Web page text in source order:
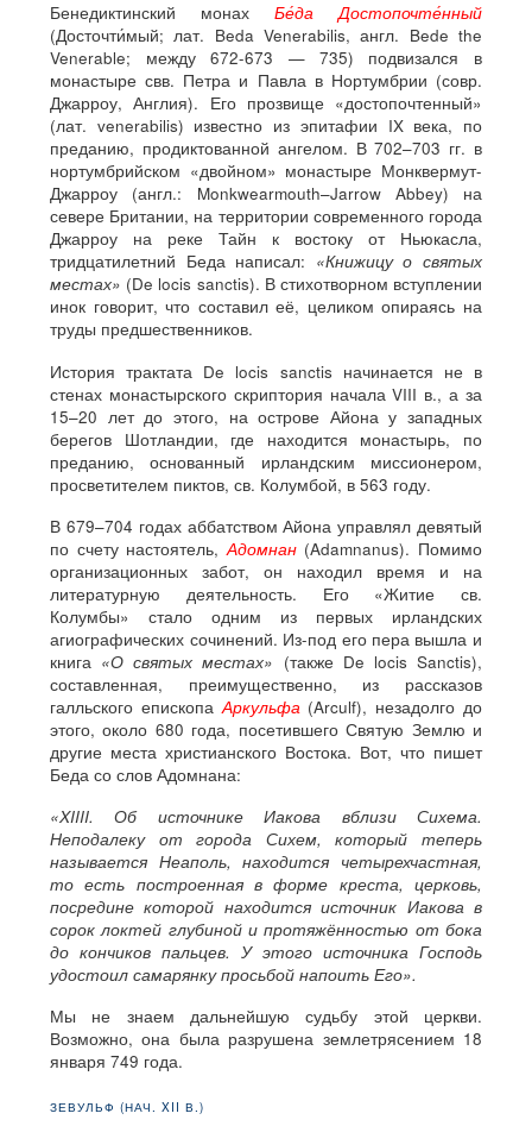
Бенедиктинский монах Бе́да Достопочте́нный
(Досточти́мый; лат. Beda Venerabilis, англ. Bede the
Venerable; между 672-673 — 735) подвизался в
монастыре свв. Петра и Павла в Нортумбрии (совр.
Джарроу, Англия). Его прозвище «достопочтенный»
(лат. venerabilis) известно из эпитафии IX века, по
преданию, продиктованной ангелом. В 702–703 гг. в
нортумбрийском «двойном» монастыре Монквермут-
Джарроу (англ.: Monkwearmouth–Jarrow Abbey) на
севере Британии, на территории современного города
Джарроу на реке Тайн к востоку от Ньюкасла,
тридцатилетний Беда написал: «Книжицу о святых
местах» (De locis sanctis). В стихотворном вступлении
инок говорит, что составил её, целиком опираясь на
труды предшественников.
История трактата De locis sanctis начинается не в
стенах монастырского скриптория начала VIII в., а за
15–20 лет до этого, на острове Айона у западных
берегов Шотландии, где находится монастырь, по
преданию, основанный ирландским миссионером,
просветителем пиктов, св. Колумбой, в 563 году.
В 679–704 годах аббатством Айона управлял девятый
по счету настоятель, Адомнан(Adamnanus). Помимо
организационных забот, он находил время и на
литературную деятельность. Его «Житие св.
Колумбы» стало одним из первых ирландских
агиографических сочинений. Из-под его пера вышла и
книга «О святых местах» (также De locis Sanctis),
составленная, преимущественно, из рассказов
галльского епископа Аркульфа (Arculf), незадолго до
этого, около 680 года, посетившего Святую Землю и
другие места христианского Востока. Вот, что пишет
Беда со слов Адомнана:
«XIIII. Об источнике Иакова вблизи Сихема.
Неподалеку от города Сихем, который теперь
называется Неаполь, находится четырехчастная,
то есть построенная в форме креста, церковь,
посредине которой находится источник Иакова в
сорок локтей глубиной и протяжённостью от бока
до кончиков пальцев. У этого источника Господь
удостоил самарянку просьбой напоить Его».
Мы не знаем дальнейшую судьбу этой церкви.
Возможно, она была разрушена землетрясением 18
января 749 года.
ЗЕВУЛЬФ (НАЧ. XII В.)